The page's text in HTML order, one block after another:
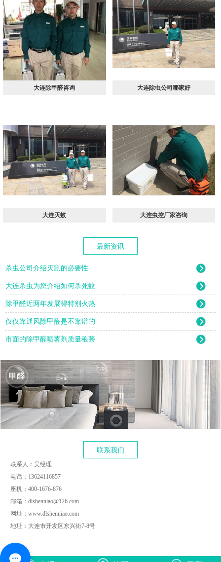
大连除甲醛咨询 大连除虫公司哪家好
​大连灭蚊 ​大连虫控厂家咨询
最新资讯
杀虫公司介绍灭鼠的必要性
大连杀虫为您介绍如何杀死蚊
除甲醛近两年发展得特别火热
仅仅靠通风除甲醛是不靠谱的
市面的除甲醛喷雾剂质量稂莠
联系我们
联系人：吴经理
电话：13624116857
座机：400-1676-876
邮箱：dlshenniao@126.com
网址：www.dlshenniao.com
地址：大连市开发区东兴街7-8号